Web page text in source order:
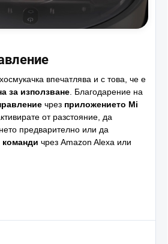
впечатлява и с това, че е
за използване . Благодарение на
чрез приложението Mi
от разстояние, да
предварително или да
команди чрез Amazon Alexa или